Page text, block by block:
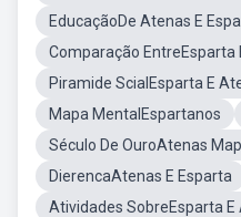
EducaçãoDe Atenas E
Comparação EntreEsparta
Piramide ScialEsparta E
Mapa MentalEspartanos
Século De OuroAtenas
DierencaAtenas E Esparta
Atividades SobreEsparta E